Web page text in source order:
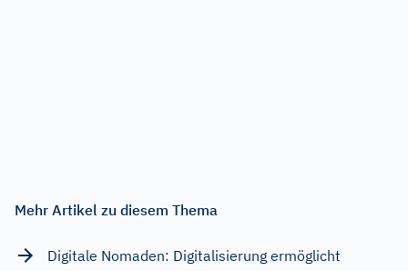
Mehr Artikel zu diesem Thema
Digitale Nomaden: Digitalisierung ermöglicht